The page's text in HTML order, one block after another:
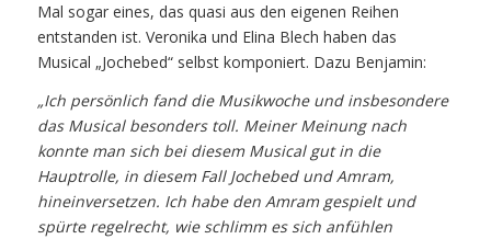
Mal sogar eines, das quasi aus den eigenen Reihen
entstanden ist. Veronika und Elina Blech haben das
Musical „Jochebed“ selbst komponiert. Dazu Benjamin:
„Ich persönlich fand die Musikwoche und insbesondere
das Musical besonders toll. Meiner Meinung nach
konnte man sich bei diesem Musical gut in die
Hauptrolle, in diesem Fall Jochebed und Amram,
hineinversetzen. Ich habe den Amram gespielt und
spürte regelrecht, wie schlimm es sich anfühlen